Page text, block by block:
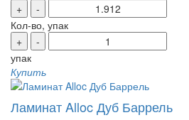
+
-
Кол-во, упак
+
-
упак
Купить
Ламинат Alloc Дуб Баррель